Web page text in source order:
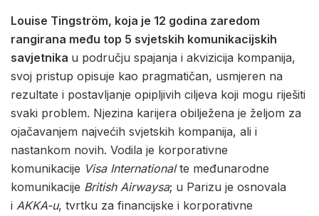
Louise Tingström, koja je 12 godina zaredom
rangirana među top 5 svjetskih komunikacijskih
savjetnika u području spajanja i akvizicija kompanija,
svoj pristup opisuje kao pragmatičan, usmjeren na
rezultate i postavljanje opipljivih ciljeva koji mogu riješiti
svaki problem. Njezina karijera obilježena je željom za
ojačavanjem najvećih svjetskih kompanija, ali i
nastankom novih. Vodila je korporativne
komunikacije Visa Internationalte međunarodne
komunikacije British Airwaysa; u Parizu je osnovala
i AKKA-u, tvrtku za financijske i korporativne